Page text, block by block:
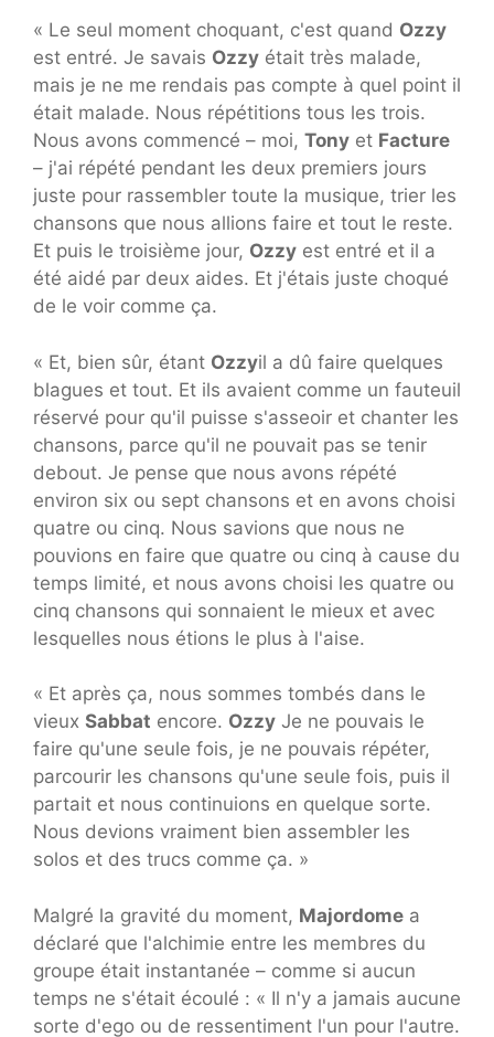
« Le seul moment choquant, c'est quand Ozzy
est entré. Je savais Ozzy était très malade,
mais je ne me rendais pas compte à quel point il
était malade. Nous répétitions tous les trois.
Nous avons commencé – moi, Tony et Facture
– j'ai répété pendant les deux premiers jours
juste pour rassembler toute la musique, trier les
chansons que nous allions faire et tout le reste.
Et puis le troisième jour, Ozzy est entré et il a
été aidé par deux aides. Et j'étais juste choqué
de le voir comme ça.
« Et, bien sûr, étant Ozzyil a dû faire quelques
blagues et tout. Et ils avaient comme un fauteuil
réservé pour qu'il puisse s'asseoir et chanter les
chansons, parce qu'il ne pouvait pas se tenir
debout. Je pense que nous avons répété
environ six ou sept chansons et en avons choisi
quatre ou cinq. Nous savions que nous ne
pouvions en faire que quatre ou cinq à cause du
temps limité, et nous avons choisi les quatre ou
cinq chansons qui sonnaient le mieux et avec
lesquelles nous étions le plus à l'aise.
« Et après ça, nous sommes tombés dans le
vieux Sabbat encore. Ozzy Je ne pouvais le
faire qu'une seule fois, je ne pouvais répéter,
parcourir les chansons qu'une seule fois, puis il
partait et nous continuions en quelque sorte.
Nous devions vraiment bien assembler les
solos et des trucs comme ça. »
Malgré la gravité du moment, Majordome a
déclaré que l'alchimie entre les membres du
groupe était instantanée – comme si aucun
temps ne s'était écoulé : « Il n'y a jamais aucune
sorte d'ego ou de ressentiment l'un pour l'autre.